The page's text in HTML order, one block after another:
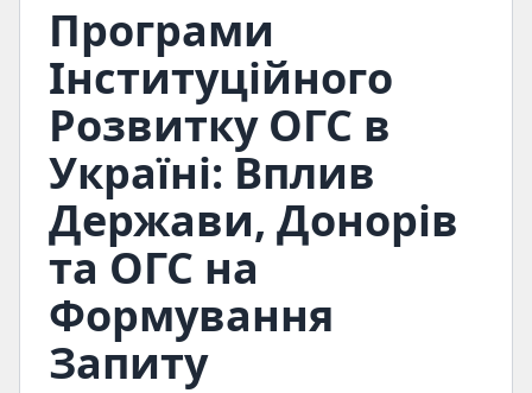
Програми
Інституційного
Розвитку ОГС в
Україні: Вплив
Держави, Донорів
та ОГС на
Формування
Запиту